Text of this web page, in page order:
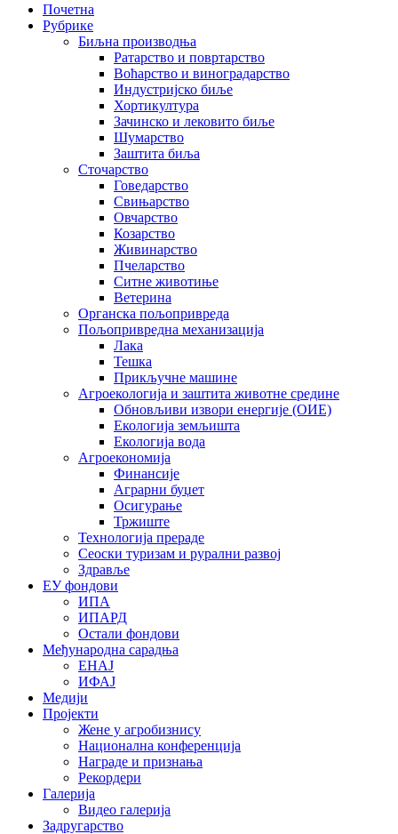
Почетна
Рубрике
Биљна производња
Ратарство и повртарство
Воћарство и виноградарство
Индустријско биље
Хортикултура
Зачинско и лековито биље
Шумарство
Заштита биља
Сточарство
Говедарство
Свињарство
Овчарство
Козарство
Живинарство
Пчеларство
Ситне животиње
Ветерина
Органска пољопривреда
Пољопривредна механизација
Лака
Тешка
Прикључне машине
Агроекологија и заштита животне средине
Обновљиви извори енергије (ОИЕ)
Екологија земљишта
Екологија вода
Агроекономија
Финансије
Аграрни буџет
Осигурање
Тржиште
Технологија прераде
Сеоски туризам и рурални развој
Здравље
ЕУ фондови
ИПА
ИПАРД
Остали фондови
Међународна сарадња
ЕНАЈ
ИФАЈ
Медији
Пројекти
Жене у агробизнису
Национална конференција
Награде и признања
Рекордери
Галерија
Видео галерија
Задругарство